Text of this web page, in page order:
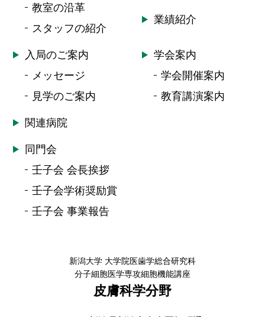
教室の沿革
スタッフの紹介
業績紹介
入局のご案内
メッセージ
見学のご案内
学会案内
学会開催案内
教育講演案内
関連病院
同門会
壬子会 会長挨拶
壬子会学術奨励賞
壬子会 事業報告
新潟大学 大学院医歯学総合研究科
分子細胞医学専攻細胞機能講座
皮膚科学分野